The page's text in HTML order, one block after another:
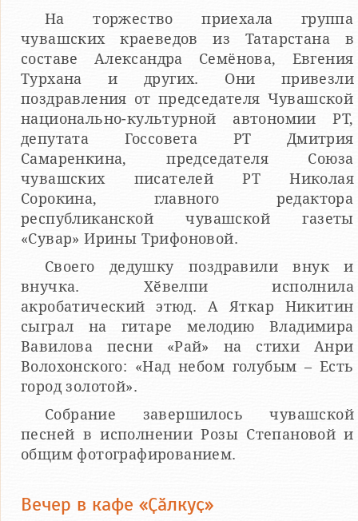
На торжество приехала группа
чувашских краеведов из Татарстана в
составе Александра Семёнова, Евгения
Турхана и других. Они привезли
поздравления от председателя Чувашской
национально-культурной автономии РТ,
депутата Госсовета РТ Дмитрия
Самаренкина, председателя Союза
чувашских писателей РТ Николая
Сорокина, главного редактора
республиканской чувашской газеты
«Сувар» Ирины Трифоновой.
Своего дедушку поздравили внук и
внучка. Хӗвелпи исполнила
акробатический этюд. А Яткар Никитин
сыграл на гитаре мелодию Владимира
Вавилова песни «Рай» на стихи Анри
Волохонского: «Над небом голубым – Есть
город золотой».
Собрание завершилось чувашской
песней в исполнении Розы Степановой и
общим фотографированием.
Вечер в кафе «Ҫӑлкуҫ»